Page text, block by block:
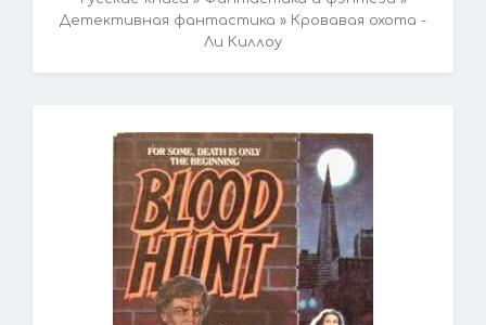
Детективная фантастика » Кровавая охота -
Ли Киллоу